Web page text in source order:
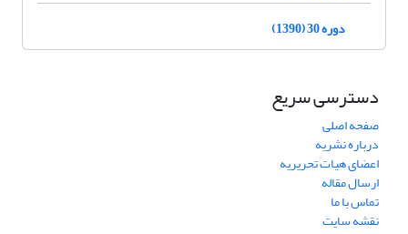
دوره 30 (1390)
دسترسی سریع
صفحه اصلی
درباره نشریه
اعضای هیات تحریریه
ارسال مقاله
تماس با ما
نقشه سایت